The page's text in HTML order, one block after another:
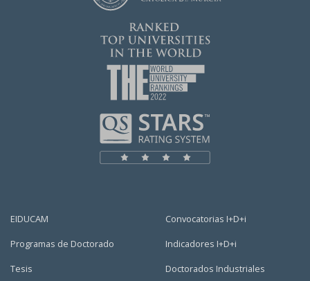
EIDUCAM
Programas de Doctorado
Tesis
Convocatorias I+D+i
Indicadores I+D+i
Doctorados Industriales